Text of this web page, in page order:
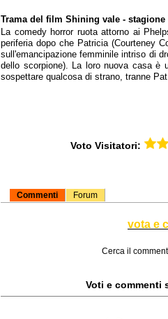
Trama del film Shining vale - stagione
La comedy horror ruota attorno ai
periferia dopo che Patricia (Courteney
sull'emancipazione femminile intriso di
dello scorpione). La loro nuova casa è
sospettare qualcosa di strano, tranne
Voto Visitatori:
Commenti Forum
vota e
Cerca il
Voti e commenti